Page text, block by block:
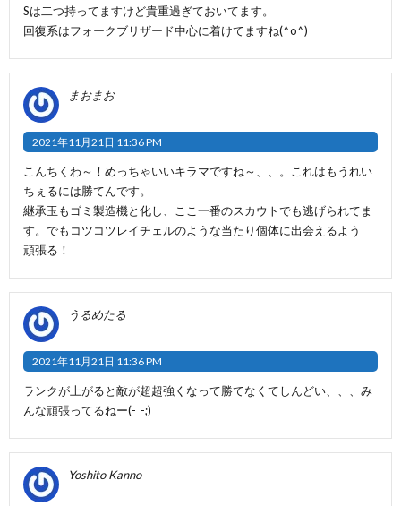
Sは二つ持ってますけど貴重過ぎておいてます。
回復系はフォークブリザード中心に着けてますね(^o^)
まおまお
2021年11月21日 11:36 PM
こんちくわ～！めっちゃいいキラマですね～、、。これはもうれい
ちぇるには勝てんです。
継承玉もゴミ製造機と化し、ここ一番のスカウトでも逃げられてま
す。でもコツコツレイチェルのような当たり個体に出会えるよう
頑張る！
うるめたる
2021年11月21日 11:36 PM
ランクが上がると敵が超超強くなって勝てなくてしんどい、、、み
んな頑張ってるねー(-_-;)
Yoshito Kanno